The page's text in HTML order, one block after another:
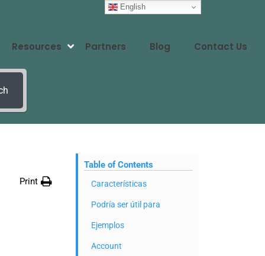
Resources Partners Blog Contact Us
Print
Table of Contents
Características
Podría ser útil para
Ejemplos
Account
English